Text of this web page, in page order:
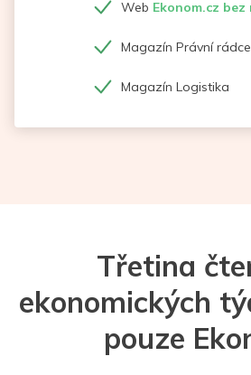
Web Ekonom.cz bez
Magazín Právní rádce
Magazín Logistika
Třetina
ekonomických
pouze